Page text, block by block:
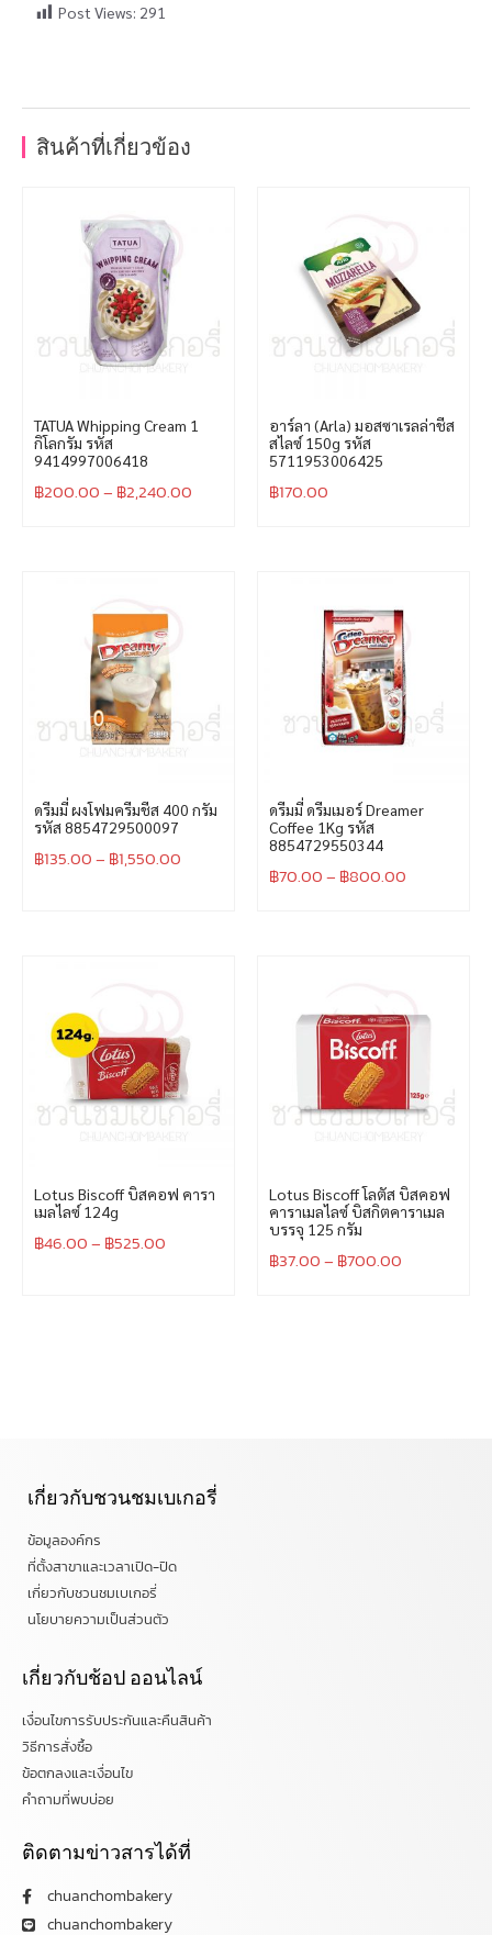
Post Views: 291
สินค้าที่เกี่ยวข้อง
TATUA Whipping Cream 1
กิโลกรัม รหัส
9414997006418
฿200.00– ฿2,240.00
อาร์ลา (Arla) มอสซาเรลล่าชีส
สไลซ์ 150g รหัส
5711953006425
฿170.00
ดรีมมี่ ผงโฟมครีมชีส 400 กรัม
รหัส 8854729500097
฿135.00– ฿1,550.00
ดรีมมี่ ดรีมเมอร์ Dreamer
Coffee 1Kg รหัส
8854729550344
฿70.00– ฿800.00
Lotus Biscoff บิสคอฟ คารา
เมลไลซ์ 124g
฿46.00– ฿525.00
Lotus Biscoff โลตัส บิสคอฟ
คาราเมลไลซ์ บิสกิตคาราเมล
บรรจุ 125 กรัม
฿37.00– ฿700.00
เกี่ยวกับชวนชมเบเกอรี่
ข้อมูลองค์กร
ที่ตั้งสาขาและเวลาเปิด-ปิด
เกี่ยวกับชวนชมเบเกอรี่
นโยบายความเป็นส่วนตัว
เกี่ยวกับช้อป ออนไลน์
เงื่อนไขการรับประกันและคืนสินค้า
วิธีการสั่งซื้อ
ข้อตกลงและเงื่อนไข
คำถามที่พบบ่อย
ติดตามข่าวสารได้ที่
chuanchombakery
chuanchombakery